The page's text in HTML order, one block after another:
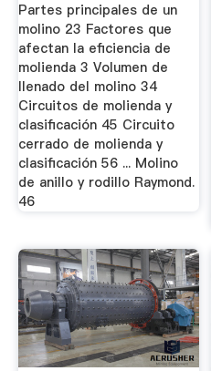
Partes principales de un
molino 23 Factores que
afectan la eficiencia de
molienda 3 Volumen de
llenado del molino 34
Circuitos de molienda y
clasificación 45 Circuito
cerrado de molienda y
clasificación 56 ... Molino
de anillo y rodillo Raymond.
46